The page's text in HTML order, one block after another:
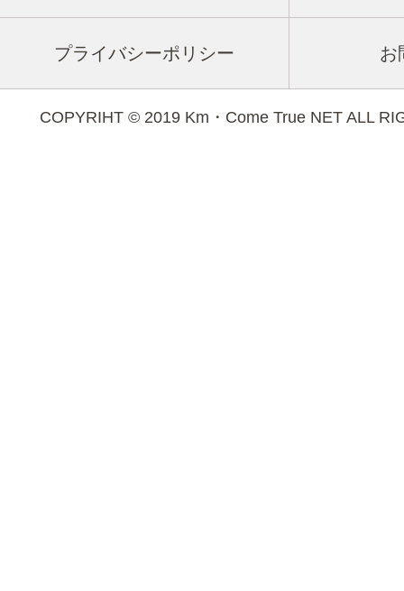
プライバシーポリシー お
COPYRIHT © 2019 Km・Come True NET ALL